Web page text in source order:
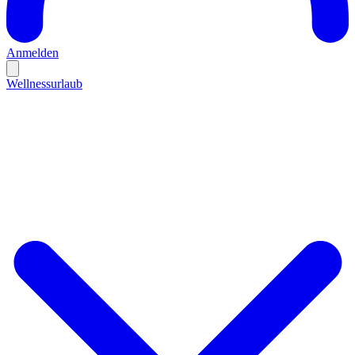
Anmelden
Wellnessurlaub